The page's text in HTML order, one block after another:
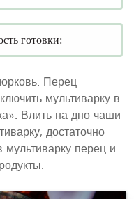
готовки:
Перец
мультиварку в
Влить на дно чаши
достаточно
перец и